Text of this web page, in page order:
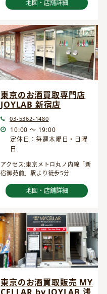
地図・店舗詳細
東京のお酒買取専門店
JOYLAB 新宿店
03-5362-1480
10:00 ～ 19:00
定休日：毎週木曜日・日曜
日
アクセス:東京メトロ丸ノ内線「新
宿御苑前」駅より徒歩5分
地図・店舗詳細
東京のお酒買取販売 MY